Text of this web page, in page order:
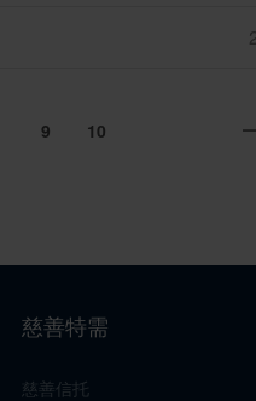
9 10
慈善特需
慈善信托